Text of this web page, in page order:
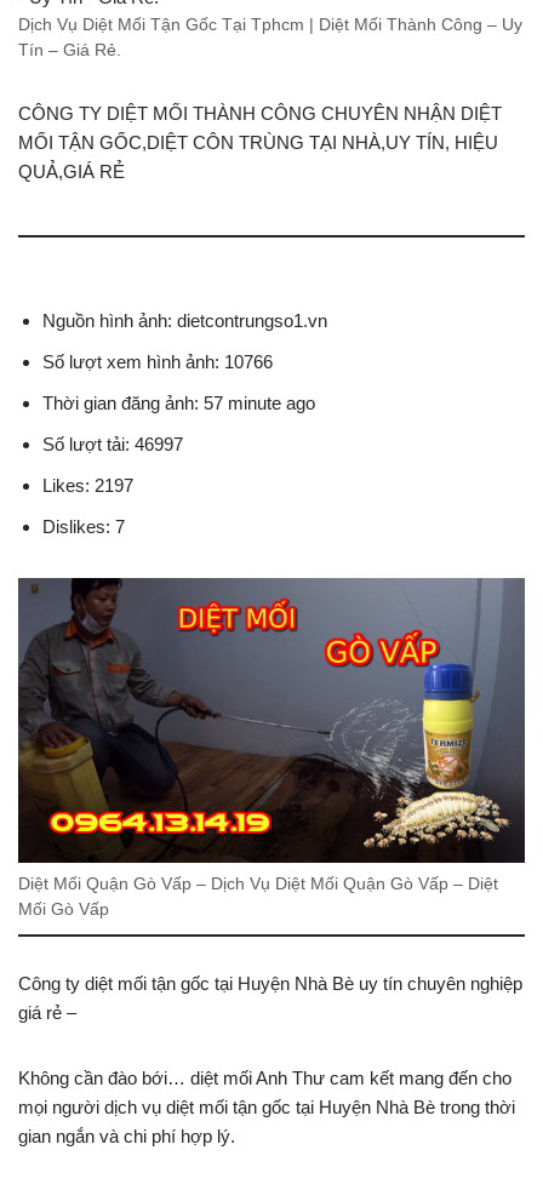
Dịch Vụ Diệt Mối Tận Gốc Tại Tphcm | Diệt Mối Thành Công – Uy
Tín – Giá Rẻ.
CÔNG TY DIỆT MỐI THÀNH CÔNG CHUYÊN NHẬN DIỆT
MỐI TẬN GỐC,DIỆT CÔN TRÙNG TẠI NHÀ,UY TÍN, HIỆU
QUẢ,GIÁ RẺ
Nguồn hình ảnh: dietcontrungso1.vn
Số lượt xem hình ảnh: 10766
Thời gian đăng ảnh: 57 minute ago
Số lượt tải: 46997
Likes: 2197
Dislikes: 7
Diệt Mối Quận Gò Vấp – Dịch Vụ Diệt Mối Quận Gò Vấp – Diệt
Mối Gò Vấp
Công ty diệt mối tận gốc tại Huyện Nhà Bè uy tín chuyên nghiệp
giá rẻ –
Không cần đào bới… diệt mối Anh Thư cam kết mang đến cho
mọi người dịch vụ diệt mối tận gốc tại Huyện Nhà Bè trong thời
gian ngắn và chi phí hợp lý.